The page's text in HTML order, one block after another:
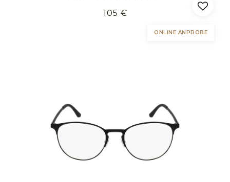
105 €
ONLINE ANPROBE